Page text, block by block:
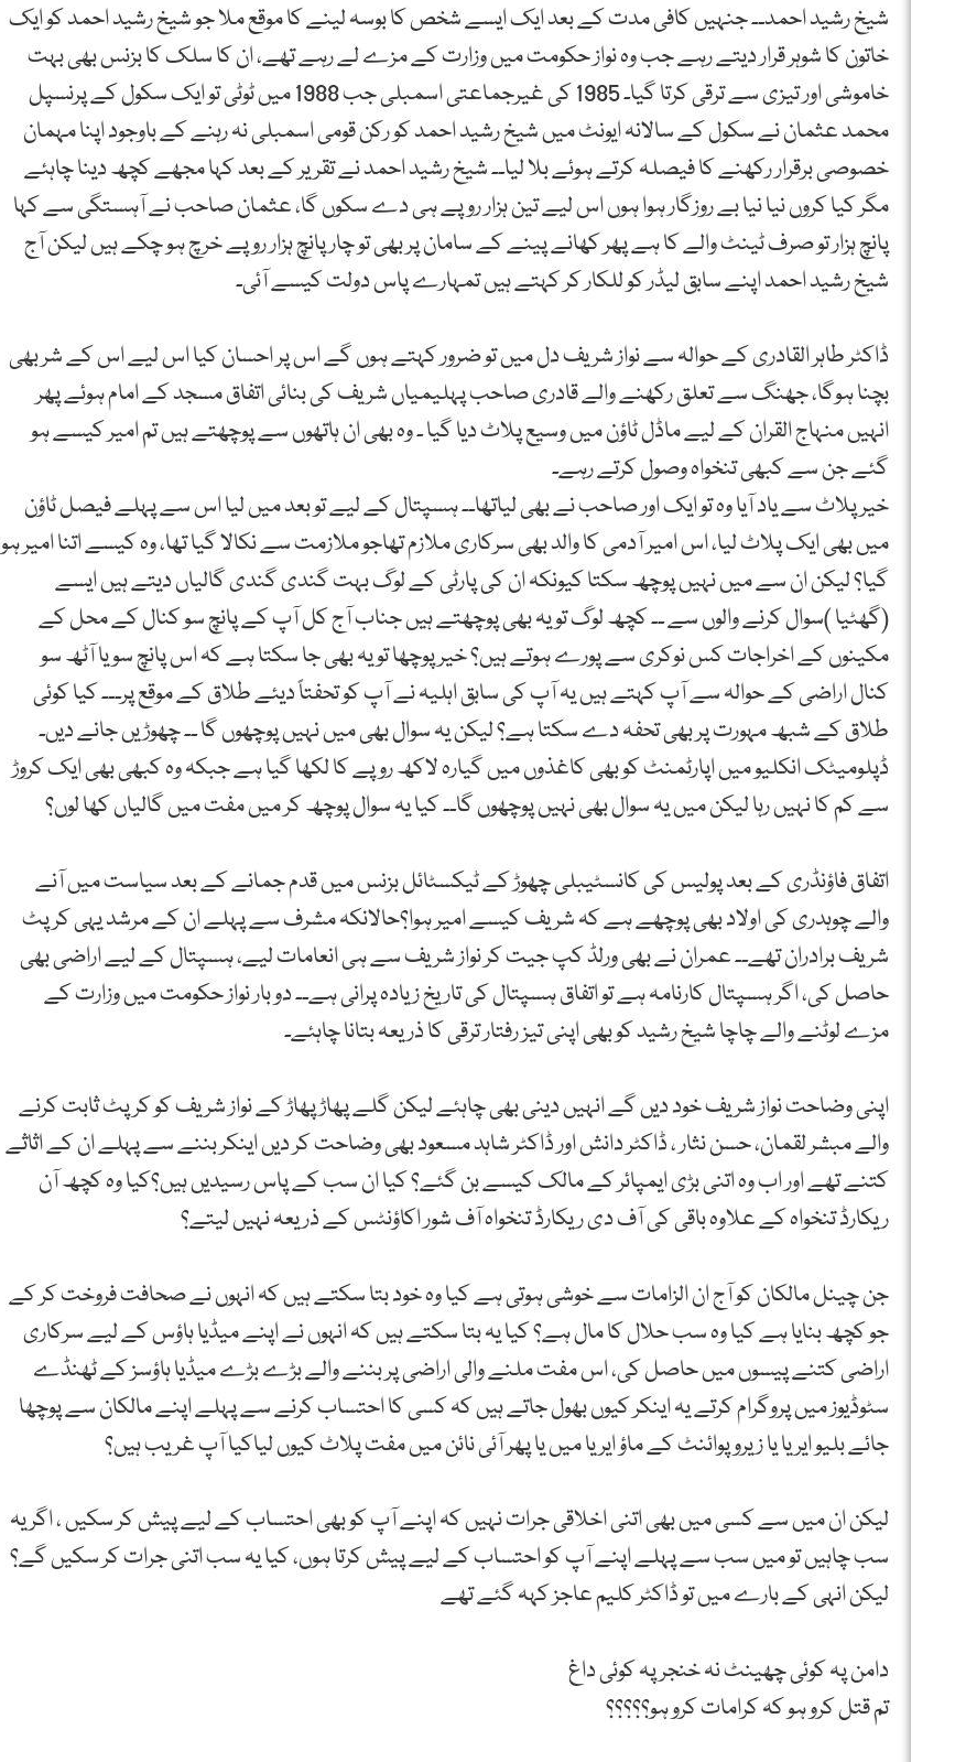
شیخ رشید احمد۔۔ جنہیں کافی مدت کے بعد ایک ایسے شخص کا بوسہ لینے کا موقع ملا جو شیخ رشید احمد کو ایک
خاتون کا شوہر قرار دیتے رہے جب وہ نواز حکومت میں وزارت کے مزے لے رہے تھے، ان کا سلک کا بزنس بھی بہت
خاموشی اور تیزی سے ترقی کرتا گیا۔ 1985 کی غیرجماعتی اسمبلی جب 1988 میں ٹوٹی تو ایک سکول کے پرنسپل
محمد عثمان نے سکول کے سالانہ ایونٹ میں شیخ رشید احمد کو رکن قومی اسمبلی نہ رہنے کے باوجود اپنا مہمان
خصوصی برقرار رکھنے کا فیصلہ کرتے ہوئے بلا لیا۔۔ شیخ رشید احمد نے تقریر کے بعد کہا مجھے کچھ دینا چاہئے
مگر کیا کروں نیا نیا بے روزگار ہوا ہوں اس لیے تین ہزار روپے ہی دے سکوں گا، عثمان صاحب نے آہستگی سے کہا
پانچ ہزار تو صرف ٹینٹ والے کا ہے پھر کھانے پینے کے سامان پر بھی تو چار پانچ ہزار روپے خرچ ہو چکے ہیں لیکن آج
شیخ رشید احمد اپنے سابق لیڈر کو للکار کر کہتے ہیں تمہارے پاس دولت کیسے آئی۔
ڈاکٹر طاہر القادری کے حوالہ سے نواز شریف دل میں تو ضرور کہتے ہوں گے اس پر احسان کیا اس لیے اس کے شر بھی
بچنا ہوگا، جھنگ سے تعلق رکھنے والے قادری صاحب پہلیمیاں شریف کی بنائی اتفاق مسجد کے امام ہوئے پھر
انہیں منہاج القران کے لیے ماڈل ٹاؤن میں وسیع پلاٹ دیا گیا ۔ وہ بھی ان ہاتھوں سے پوچھتے ہیں تم امیر کیسے ہو
گئے جن سے کبھی تنخواہ وصول کرتے رہے۔
خیر پلاٹ سے یاد آیا وہ تو ایک اور صاحب نے بھی لیاتھا۔۔ ہسپتال کے لیے تو بعد میں لیا اس سے پہلے فیصل ٹاؤن
میں بھی ایک پلاٹ لیا، اس امیر آدمی کا والد بھی سرکاری ملازم تھاجو ملازمت سے نکالا گیا تھا، وہ کیسے اتنا امیر ہو
گیا؟ لیکن ان سے میں نہیں پوچھ سکتا کیونکہ ان کی پارٹی کے لوگ بہت گندی گندی گالیاں دیتے ہیں ایسے
(گھٹیا )سوال کرنے والوں سے ۔۔ کچھ لوگ تو یہ بھی پوچھتے ہیں جناب آج کل آپ کے پانچ سو کنال کے محل کے
مکینوں کے اخراجات کس نوکری سے پورے ہوتے ہیں؟ خیر پوچھا تو یہ بھی جا سکتا ہے کہ اس پانچ سو یا آٹھ سو
کنال اراضی کے حوالہ سے آپ کہتے ہیں یہ آپ کی سابق اہلیہ نے آپ کو تحفتاً دیئے طلاق کے موقع پر۔۔۔ کیا کوئی
طلاق کے شبھ مہورت پر بھی تحفہ دے سکتا ہے؟ لیکن یہ سوال بھی میں نہیں پوچھوں گا ۔۔ چھوڑیں جانے دیں۔
ڈپلومیٹک انکلیو میں اپارٹمنٹ کو بھی کاغذوں میں گیارہ لاکھ روپے کا لکھا گیا ہے جبکہ وہ کبھی بھی ایک کروڑ
سے کم کا نہیں رہا لیکن میں یہ سوال بھی نہیں پوچھوں گا۔۔ کیا یہ سوال پوچھ کر میں مفت میں گالیاں کھا لوں؟
اتفاق فاؤنڈری کے بعد پولیس کی کانسٹیبلی چھوڑ کے ٹیکسٹائل بزنس میں قدم جمانے کے بعد سیاست میں آنے
والے چوہدری کی اولاد بھی پوچھے ہے کہ شریف کیسے امیر ہوا؟حالانکہ مشرف سے پہلے ان کے مرشد یہی کرپٹ
شریف برادران تھے۔۔ عمران نے بھی ورلڈ کپ جیت کر نواز شریف سے ہی انعامات لیے، ہسپتال کے لیے اراضی بھی
حاصل کی، اگر ہسپتال کارنامہ ہے تو اتفاق ہسپتال کی تاریخ زیادہ پرانی ہے۔۔ دو بار نواز حکومت میں وزارت کے
مزے لوٹنے والے چاچا شیخ رشید کو بھی اپنی تیز رفتار ترقی کا ذریعہ بتانا چاہئے۔
اپنی وضاحت نواز شریف خود دیں گے انہیں دینی بھی چاہئے لیکن گلے پھاڑ پھاڑ کے نواز شریف کو کرپٹ ثابت کرنے
والے مبشر لقمان، حسن نثار ، ڈاکٹر دانش اور ڈاکٹر شاہد مسعود بھی وضاحت کر دیں اینکر بننے سے پہلے ان کے اثاثے
کتنے تھے اور اب وہ اتنی بڑی ایمپائر کے مالک کیسے بن گئے؟ کیا ان سب کے پاس رسیدیں ہیں؟کیا وہ کچھ آن
ریکارڈ تنخواہ کے علاوہ باقی کی آف دی ریکارڈ تنخواہ آف شور اکاؤنٹس کے ذریعہ نہیں لیتے؟
جن چینل مالکان کو آج ان الزامات سے خوشی ہوتی ہے کیا وہ خود بتا سکتے ہیں کہ انہوں نے صحافت فروخت کر کے
جو کچھ بنایا ہے کیا وہ سب حلال کا مال ہے؟ کیا یہ بتا سکتے ہیں کہ انہوں نے اپنے میڈیا ہاؤس کے لیے سرکاری
اراضی کتنے پیسوں میں حاصل کی، اس مفت ملنے والی اراضی پر بننے والے بڑے بڑے میڈیا ہاؤسز کے ٹھنڈے
سٹوڈیوز میں پروگرام کرتے یہ اینکر کیوں بھول جاتے ہیں کہ کسی کا احتساب کرنے سے پہلے اپنے مالکان سے پوچھا
جائے بلیو ایریا یا زیرو پوائنٹ کے ماؤ ایریا میں یا پھر آئی نائن میں مفت پلاٹ کیوں لیاکیا آپ غریب ہیں؟
لیکن ان میں سے کسی میں بھی اتنی اخلاقی جرات نہیں کہ اپنے آپ کو بھی احتساب کے لیے پیش کر سکیں ، اگر یہ
سب چاہیں تو میں سب سے پہلے اپنے آپ کو احتساب کے لیے پیش کرتا ہوں، کیا یہ سب اتنی جرات کر سکیں گے؟
لیکن انہی کے بارے میں تو ڈاکٹر کلیم عاجز کہہ گئے تھے
دامن پہ کوئی چھینٹ نہ خنجر پہ کوئی داغ
تم قتل کرو ہو کہ کرامات کرو ہو؟؟؟؟؟